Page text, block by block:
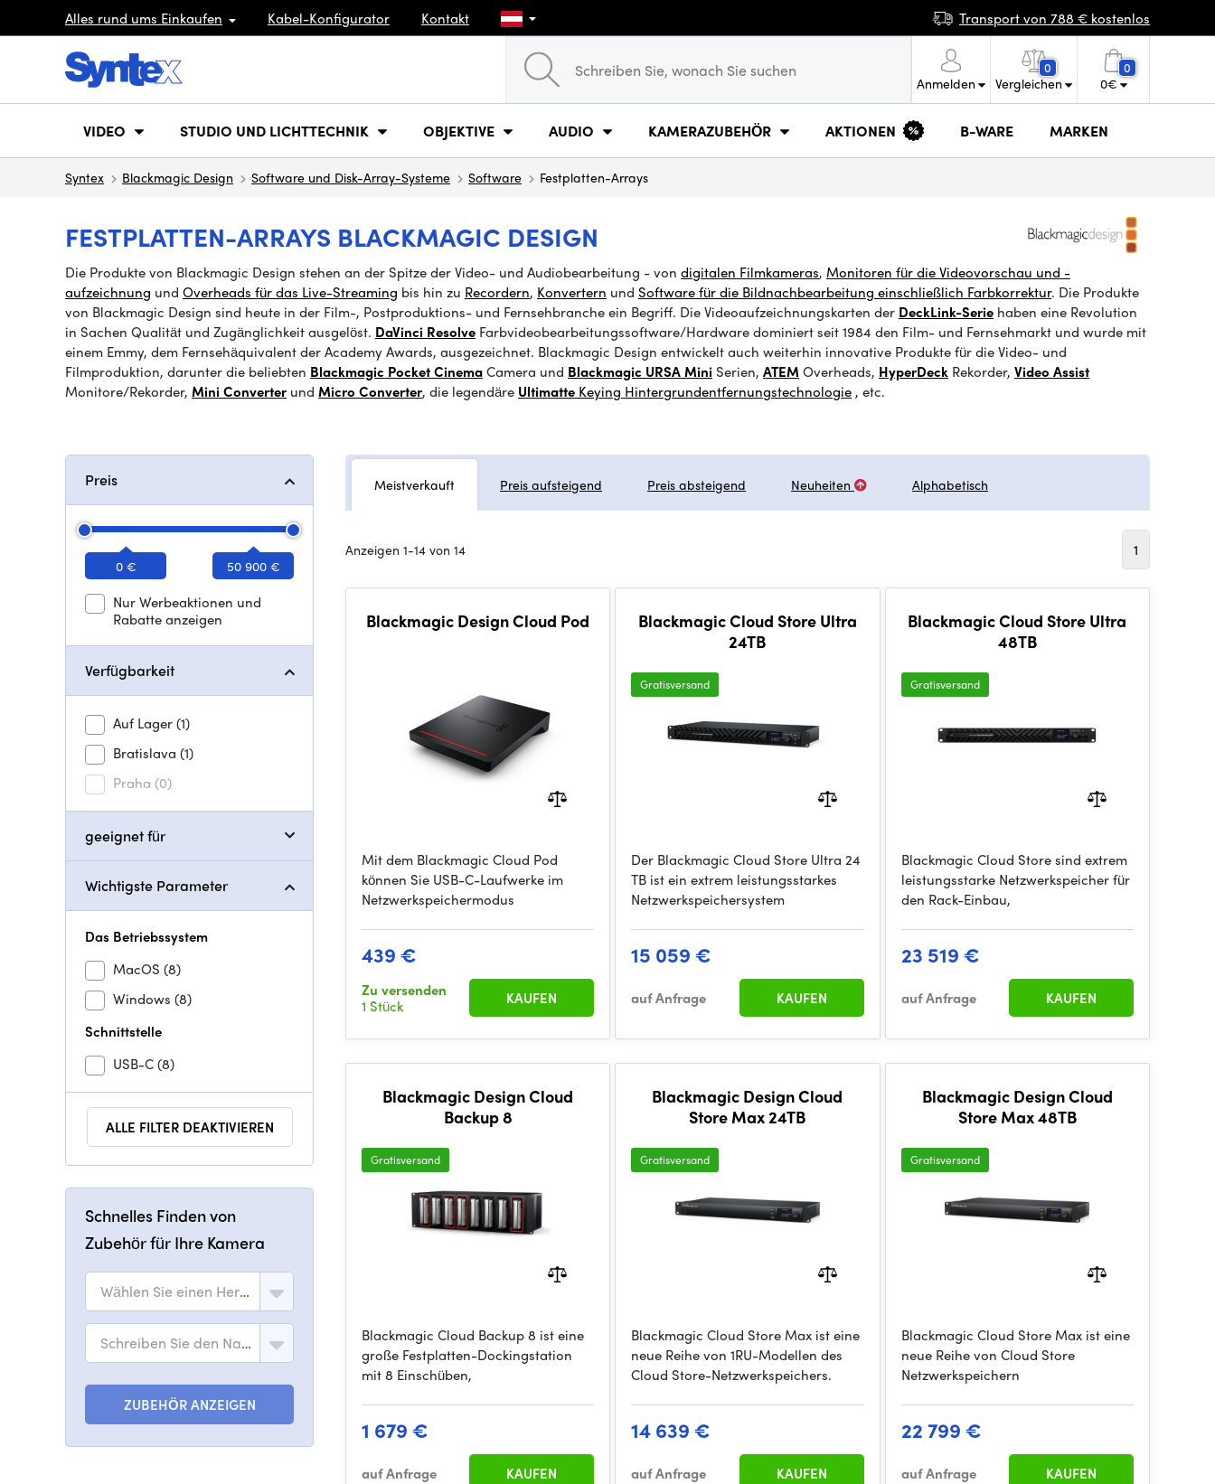
Alles rund ums Einkaufen Kabel-Konfigurator Kontakt Transport von 788 € kostenlos
Anmelden
0
Vergleichen
0
0€
VIDEO STUDIO UND LICHTTECHNIK OBJEKTIVE AUDIO KAMERAZUBEHÖR AKTIONEN B-WARE MARKEN
Syntex Blackmagic Design Software und Disk-Array-Systeme Software Festplatten-Arrays
FESTPLATTEN-ARRAYS BLACKMAGIC DESIGN
Die Produkte von Blackmagic Design stehen an der Spitze der Video- und Audiobearbeitung - von digitalen Filmkameras, Monitoren für die Videovorschau und -
aufzeichnung und Overheads für das Live-Streaming bis hin zu Recordern, Konvertern und Software für die Bildnachbearbeitung einschließlich Farbkorrektur. Die Produkte
von Blackmagic Design sind heute in der Film-, Postproduktions- und Fernsehbranche ein Begriff. DieVideoaufzeichnungskarten der DeckLink-Serie haben eine Revolution
in Sachen Qualität und Zugänglichkeit ausgelöst. DaVinci Resolve Farbvideobearbeitungssoftware/Hardware dominiert seit 1984 den Film- und Fernsehmarkt und wurde mit
einem Emmy, dem Fernsehäquivalent der Academy Awards, ausgezeichnet. Blackmagic Design entwickelt auch weiterhin innovative Produkte für die Video- und
Filmproduktion, darunter die beliebten Blackmagic Pocket CinemaCamera und Blackmagic URSA Mini Serien, ATEMOverheads, HyperDeck Rekorder, Video Assist
Monitore/Rekorder, Mini Converter und Micro Converter, die legendäre Ultimatte Keying Hintergrundentfernungstechnologie , etc.
Preis
0 € 50 900 €
Nur Werbeaktionen und
Rabatte anzeigen
Verfügbarkeit
Auf Lager(1)
Bratislava (1)
Praha (0)
geeignet für
Wichtigste Parameter
Das Betriebssystem
MacOS (8)
Windows (8)
Schnittstelle
USB-C(8)
ALLE FILTER DEAKTIVIEREN
Schnelles Finden von
Zubehör für Ihre Kamera
Wählen Sie einen Hersteller
Schreiben Sie den Namen des Modells
ZUBEHÖR ANZEIGEN
Meistverkauft Preis aufsteigend Preis absteigend Neuheiten Alphabetisch
Anzeigen 1-14 von 14 1
Blackmagic Design Cloud Pod
Mit dem Blackmagic Cloud Pod
können Sie USB-C-Laufwerke im
Netzwerkspeichermodus
439 €
Zu versenden
1 Stück
KAUFEN
Blackmagic Cloud Store Ultra
24TB
Gratisversand
Der Blackmagic Cloud Store Ultra 24
TB ist ein extrem leistungsstarkes
Netzwerkspeichersystem
15 059 €
auf Anfrage KAUFEN
Blackmagic Cloud Store Ultra
48TB
Gratisversand
Blackmagic Cloud Store sind extrem
leistungsstarke Netzwerkspeicher für
den Rack-Einbau,
23 519 €
auf Anfrage KAUFEN
Blackmagic Design Cloud
Backup 8
Gratisversand
Blackmagic Cloud Backup 8 ist eine
große Festplatten-Dockingstation
mit 8 Einschüben,
1 679 €
auf Anfrage KAUFEN
Blackmagic Design Cloud
Store Max 24TB
Gratisversand
Blackmagic Cloud Store Max ist eine
neue Reihe von 1RU-Modellen des
Cloud Store-Netzwerkspeichers.
14 639 €
auf Anfrage KAUFEN
Blackmagic Design Cloud
Store Max 48TB
Gratisversand
Blackmagic Cloud Store Max ist eine
neue Reihe von Cloud Store
Netzwerkspeichern
22 799 €
auf Anfrage KAUFEN